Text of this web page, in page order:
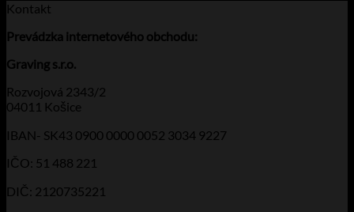
Kontakt
Prevádzka internetového obchodu:
Graving s.r.o.
Rozvojová 2343/2
04011 Košice
IBAN- SK43 0900 0000 0052 3034 9227
IČO: 51 488 221
DIČ: 2120735221